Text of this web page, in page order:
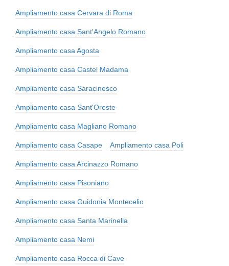
Ampliamento casa Cervara di Roma
Ampliamento casa Sant'Angelo Romano
Ampliamento casa Agosta
Ampliamento casa Castel Madama
Ampliamento casa Saracinesco
Ampliamento casa Sant'Oreste
Ampliamento casa Magliano Romano
Ampliamento casa Casape Ampliamento casa Poli
Ampliamento casa Arcinazzo Romano
Ampliamento casa Pisoniano
Ampliamento casa Guidonia Montecelio
Ampliamento casa Santa Marinella
Ampliamento casa Nemi
Ampliamento casa Rocca di Cave